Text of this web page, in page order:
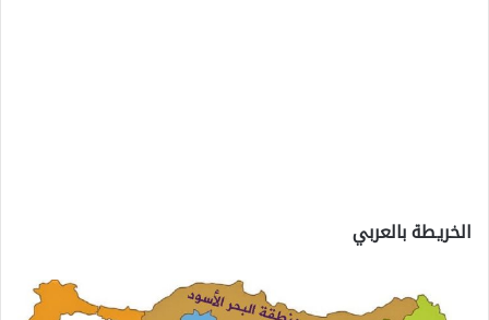
الخريطة بالعربي